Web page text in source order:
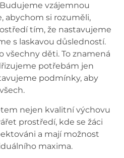
vzájemnou
abychom si rozuměli,
tím, že nastavujeme
s laskavou důsledností.
všechny děti. To znamená
potřebám jen
podmínky, aby
nejen kvalitní výchovu
prostředí, kde se žáci
a mají možnost
maxima.